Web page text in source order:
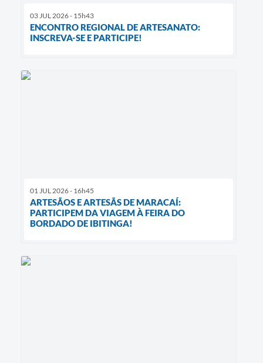
03 JUL 2026 - 15h43
ENCONTRO REGIONAL DE ARTESANATO:
INSCREVA-SE E PARTICIPE!
01 JUL 2026 - 16h45
ARTESÃOS E ARTESÃS DE MARACAÍ:
PARTICIPEM DA VIAGEM À FEIRA DO
BORDADO DE IBITINGA!